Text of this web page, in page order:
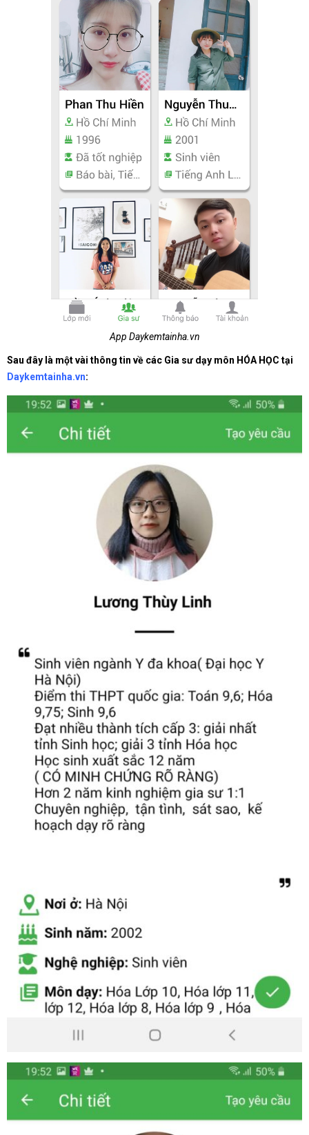
App Daykemtainha.vn
Sau đây là một vài thông tin về các Gia sư dạy môn HÓA HỌC tại
Daykemtainha.vn: